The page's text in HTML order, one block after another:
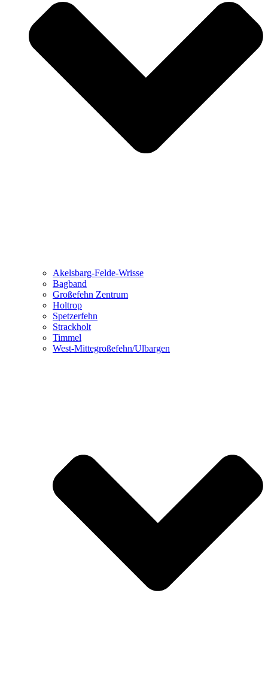
Akelsbarg-Felde-Wrisse
Bagband
Großefehn Zentrum
Holtrop
Spetzerfehn
Strackholt
Timmel
West-Mittegroßefehn/Ulbargen